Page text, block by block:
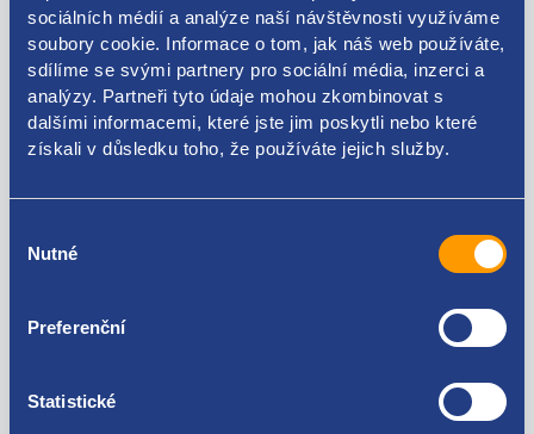
sociálních médií a analýze naší návštěvnosti využíváme
soubory cookie. Informace o tom, jak náš web používáte,
sdílíme se svými partnery pro sociální média, inzerci a
analýzy. Partneři tyto údaje mohou zkombinovat s
dalšími informacemi, které jste jim poskytli nebo které
získali v důsledku toho, že používáte jejich služby.
souhlasu
Nutné
Preferenční
Statistické
Kódy produktu
13228086 22892532 148448 1483840